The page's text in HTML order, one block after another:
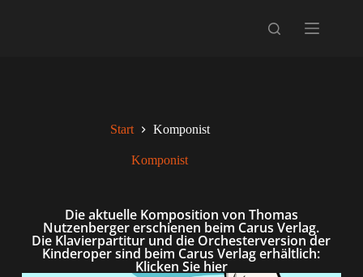
Start Komponist
Komponist
Die aktuelle Komposition von Thomas
Nutzenberger erschienen beim Carus Verlag.
Die Klavierpartitur und die Orchesterversion der
Kinderoper sind beim Carus Verlag erhältlich:
Klicken Sie hier